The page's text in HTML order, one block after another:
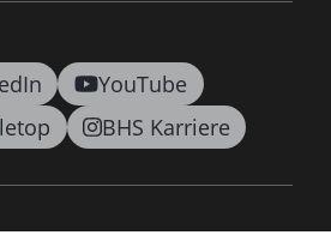
YouTube
BHS Karriere